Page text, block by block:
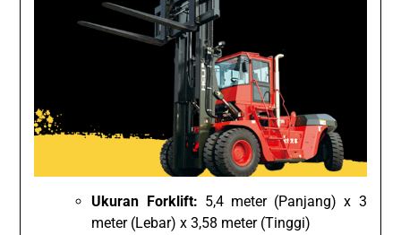
Ukuran Forklift: 5,4 meter (Panjang) x 3
meter (Lebar) x 3,58 meter (Tinggi)